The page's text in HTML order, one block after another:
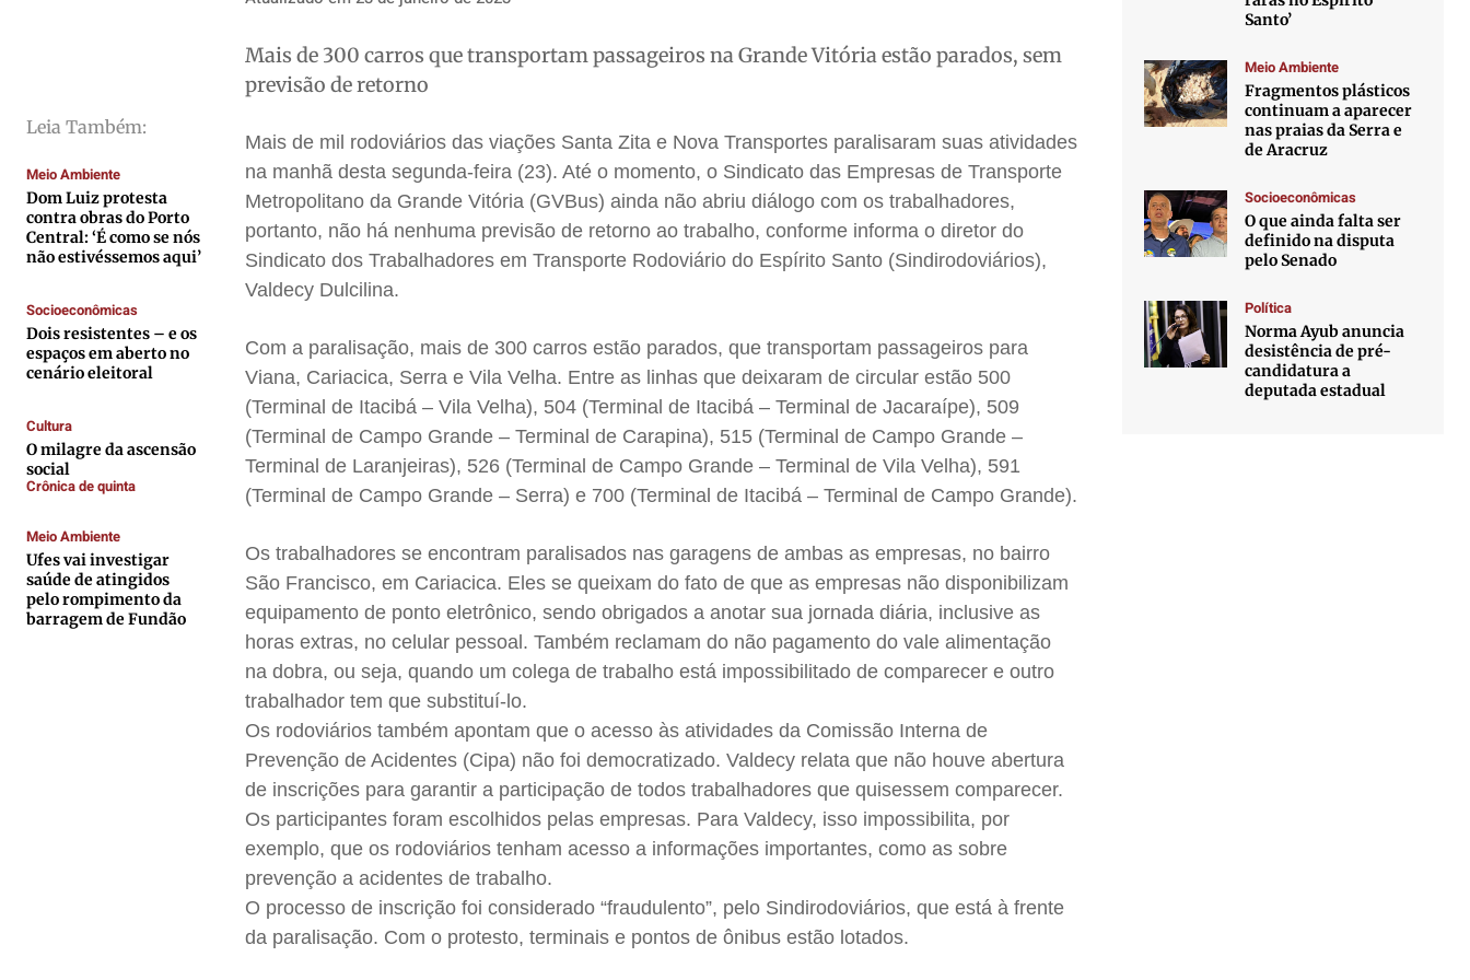
Gustavo Bastos
Jr Mignone (in memorian)
Wanda Sily
Publicidade Legal
Anuncie
Quem Somos
Expediente
Contato
Termos de Uso
Privacidade
Gustavo Bastos
Jr Mignone (in memorian)
Wanda Sily
Publicidade Legal
Anuncie
Quem Somos
Expediente
Contato
Termos de Uso
Privacidade
Gustavo Bastos
Jr Mignone (in memorian)
Wanda Sily
Publicidade Legal
Anuncie
Quem Somos
Expediente
Contato
Termos de Uso
Privacidade
Gustavo Bastos
Jr Mignone (in memorian)
Wanda Sily
Publicidade Legal
Anuncie
Quem Somos
Expediente
Contato
Termos de Uso
Privacidade
Leia Também:
Meio Ambiente
Dom Luiz protesta
contra obras do Porto
Central: ‘É como se nós
não estivéssemos aqui’
Socioeconômicas
Dois resistentes – e os
espaços em aberto no
cenário eleitoral
Cultura
O milagre da ascensão
social
Crônica de quinta
Meio Ambiente
Ufes vai investigar
saúde de atingidos
pelo rompimento da
barragem de Fundão
Mais de 300 carros que transportam passageiros na Grande Vitória estão parados, sem
previsão de retorno
Mais de mil rodoviários das viações Santa Zita e Nova Transportes paralisaram suas atividades
na manhã desta segunda-feira (23). Até o momento, o Sindicato das Empresas de Transporte
Metropolitano da Grande Vitória (GVBus) ainda não abriu diálogo com os trabalhadores,
portanto, não há nenhuma previsão de retorno ao trabalho, conforme informa o diretor do
Sindicato dos Trabalhadores em Transporte Rodoviário do Espírito Santo (Sindirodoviários),
Valdecy Dulcilina.
Com a paralisação, mais de 300 carros estão parados, que transportam passageiros para
Viana, Cariacica, Serra e Vila Velha. Entre as linhas que deixaram de circular estão 500
(Terminal de Itacibá – Vila Velha), 504 (Terminal de Itacibá – Terminal de Jacaraípe), 509
(Terminal de Campo Grande – Terminal de Carapina), 515 (Terminal de Campo Grande –
Terminal de Laranjeiras), 526 (Terminal de Campo Grande – Terminal de Vila Velha), 591
(Terminal de Campo Grande – Serra) e 700 (Terminal de Itacibá – Terminal de Campo Grande).
Os trabalhadores se encontram paralisados nas garagens de ambas as empresas, no bairro
São Francisco, em Cariacica. Eles se queixam do fato de que as empresas não disponibilizam
equipamento de ponto eletrônico, sendo obrigados a anotar sua jornada diária, inclusive as
horas extras, no celular pessoal. Também reclamam do não pagamento do vale alimentação
na dobra, ou seja, quando um colega de trabalho está impossibilitado de comparecer e outro
trabalhador tem que substituí-lo.
Os rodoviários também apontam que o acesso às atividades da Comissão Interna de
Prevenção de Acidentes (Cipa) não foi democratizado. Valdecy relata que não houve abertura
de inscrições para garantir a participação de todos trabalhadores que quisessem comparecer.
Os participantes foram escolhidos pelas empresas. Para Valdecy, isso impossibilita, por
exemplo, que os rodoviários tenham acesso a informações importantes, como as sobre
prevenção a acidentes de trabalho.
O processo de inscrição foi considerado “fraudulento”, pelo Sindirodoviários, que está à frente
da paralisação. Com o protesto, terminais e pontos de ônibus estão lotados.
Santo’
Meio Ambiente
Fragmentos plásticos
continuam a aparecer
nas praias da Serra e
de Aracruz
Socioeconômicas
O que ainda falta ser
definido na disputa
pelo Senado
Política
Norma Ayub anuncia
desistência de pré-
candidatura a
deputada estadual